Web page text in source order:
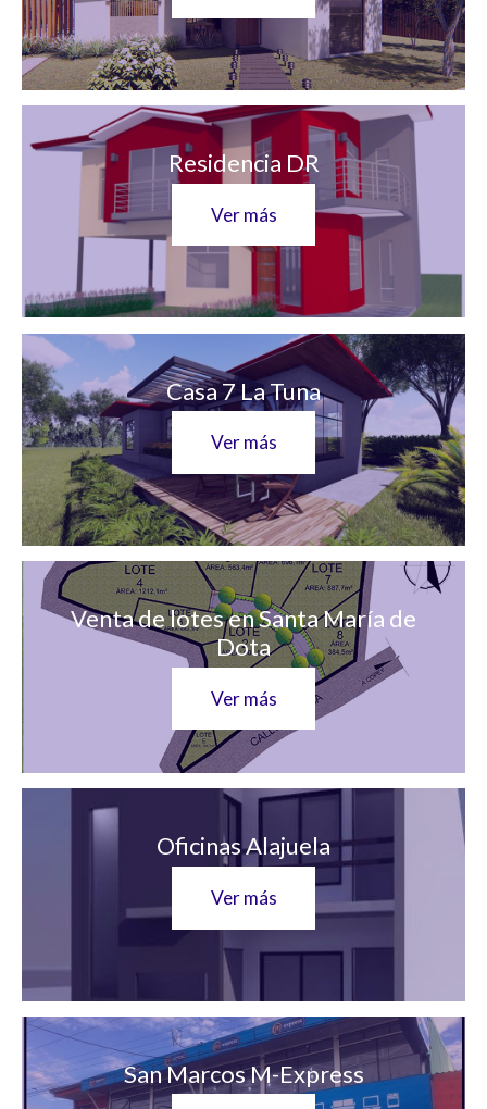
Residencia DR
Ver más
Casa 7 La Tuna
Ver más
Venta de lotes en Santa María de
Dota
Ver más
Oficinas Alajuela
Ver más
San Marcos M-Express